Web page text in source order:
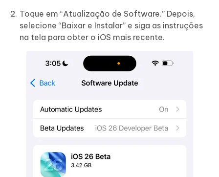
Toque em “Atualização de Software.” Depois,
selecione “Baixar e Instalar” e siga as instruções
na tela para obter o iOS mais recente.